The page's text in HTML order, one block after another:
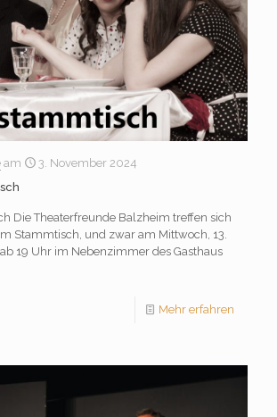
am
3. November 2024
Die Theaterfreunde Balzheim treffen sich
Stammtisch, und zwar am Mittwoch, 13.
19 Uhr im Nebenzimmer des Gasthaus
Mehr erfahren